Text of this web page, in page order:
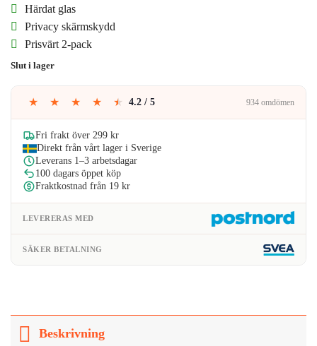
Härdat glas
Privacy skärmskydd
Prisvärt 2-pack
Slut i lager
★ ★ ★ ★ ★ 4.2 / 5 934 omdömen
Fri frakt över 299 kr
Direkt från vårt lager i Sverige
Leverans 1–3 arbetsdagar
100 dagars öppet köp
Fraktkostnad från 19 kr
LEVERERAS MED
SÄKER BETALNING
Beskrivning